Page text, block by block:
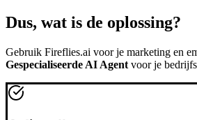
Dus, wat is de oplossing?
Gebruik Fireflies.ai voor je marketing en
Gespecialiseerde AI Agent voor je